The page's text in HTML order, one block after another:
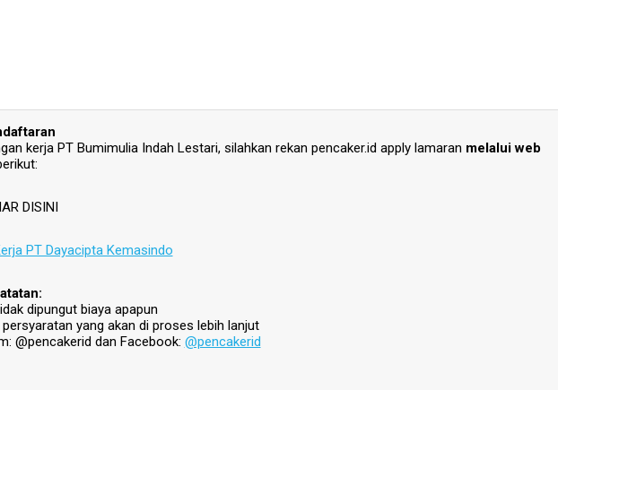
kerja PT Bumimulia Indah Lestari, silahkan rekan pencaker.id apply lamaran melalui web
DISINI
PT Dayacipta Kemasindo
dipungut biaya apapun
yang akan di proses lebih lanjut
@pencakerid dan Facebook: @pencakerid